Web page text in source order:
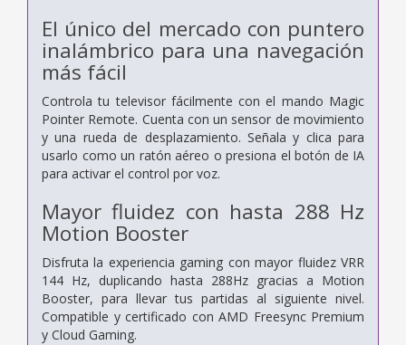
El único del mercado con puntero
inalámbrico para una navegación
más fácil
Controla tu televisor fácilmente con el mando Magic
Pointer Remote. Cuenta con un sensor de movimiento
y una rueda de desplazamiento. Señala y clica para
usarlo como un ratón aéreo o presiona el botón de IA
para activar el control por voz.
Mayor fluidez con hasta 288 Hz
Motion Booster
Disfruta la experiencia gaming con mayor fluidez VRR
144 Hz, duplicando hasta 288Hz gracias a Motion
Booster, para llevar tus partidas al siguiente nivel.
Compatible y certificado con AMD Freesync Premium
y Cloud Gaming.